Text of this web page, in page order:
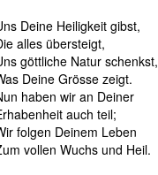
Deine Heiligkeit gibst,
alles übersteigt,
göttliche Natur schenkst,
Deine Grösse zeigt.
haben wir an Deiner
auch teil;
folgen Deinem Leben
vollen Wuchs und Heil.